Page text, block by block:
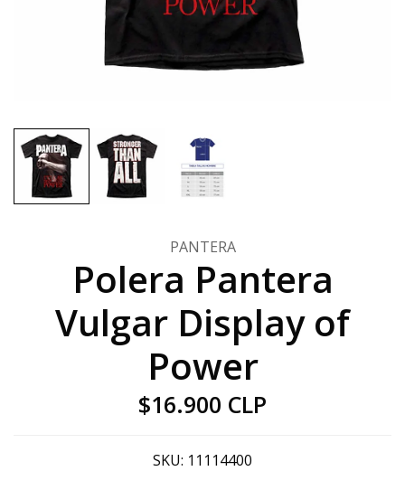
PANTERA
Polera Pantera
Vulgar Display of
Power
$16.900 CLP
SKU: 11114400